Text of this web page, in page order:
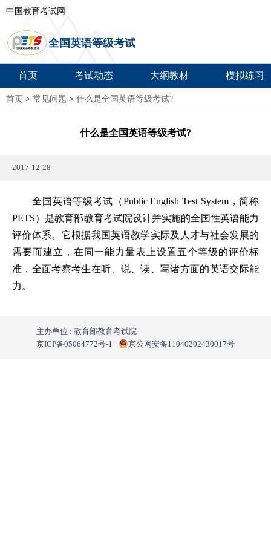
中国教育考试网
全国英语等级考试
首页 考试动态 大纲教材 模拟练习
首页 > 常见问题 > 什么是全国英语等级考试?
什么是全国英语等级考试?
2017-12-28
全国英语等级考试（Public English Test System，简称
PETS）是教育部教育考试院设计并实施的全国性英语能力
评价体系。它根据我国英语教学实际及人才与社会发展的
需要而建立，在同一能力量表上设置五个等级的评价标
准，全面考察考生在听、说、读、写诸方面的英语交际能
力。
主办单位 : 教育部教育考试院
京ICP备05064772号-1
京公网安备11040202430017号